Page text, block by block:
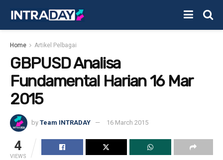
Home Artikel Pelbagai
GBPUSD Analisa
Fundamental Harian 16 Mar
2015
by Team INTRADAY 16 March 2015
4
VIEWS